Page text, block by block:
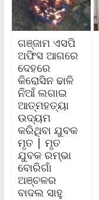
ଗଞ୍ଜାମ ଏସପି
ଅଫିସ ଆଗରେ
ଦେହରେ
କିରୋସିନ ଢାଳି
ନିଆଁ ଲଗାଇ
ଆତ୍ମହତ୍ୟା
ଉଦ୍ୟମ
କରିଥିବା ଯୁବକ
ମୃତ | ମୃତ
ଯୁବକ ରମ୍ଭା
ବୋରିଗାଁ
ଅଞ୍ଚଳର
ବାଦଲ ସାହୁ